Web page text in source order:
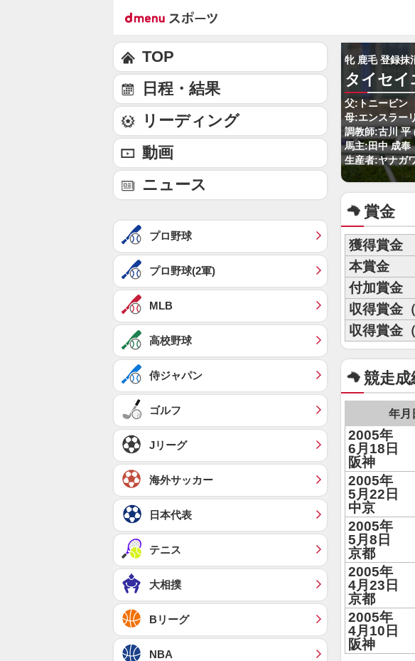
牝 鹿毛 登録抹
タイセイ
父:トニービン
母:エンスラー
調教師:古川 平
馬主:田中 成奉
生産者:ヤナガ
賞金
獲得賞金
本賞金
付加賞金
収得賞金
収得賞金
競走成
年月
2005年
6月18日
阪神
2005年
5月22日
中京
2005年
5月8日
京都
2005年
4月23日
京都
2005年
4月10日
阪神
TOP
日程・結果
リーディング
動画
ニュース
プロ野球
プロ野球(2軍)
MLB
高校野球
侍ジャパン
ゴルフ
Jリーグ
海外サッカー
日本代表
テニス
大相撲
Bリーグ
NBA